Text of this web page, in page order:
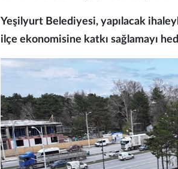
Yeşilyurt Belediyesi, yapılacak
ilçe ekonomisine katkı sağlamayı